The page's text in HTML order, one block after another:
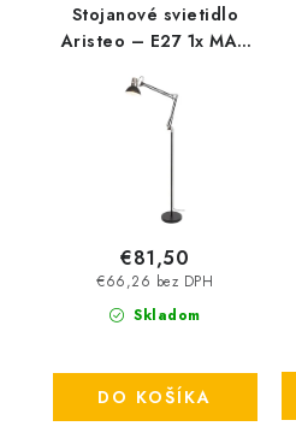
Stojanové svietidlo
Aristeo – E27 1x MAX
Skladom
€66,26 bez DPH
€81,50
DO KOŠÍKA